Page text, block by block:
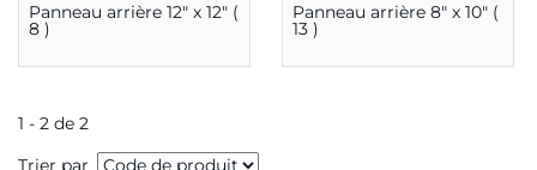
Panneau arrière 12" x 12" (
8 )
Panneau arrière 8" x 10" (
13 )
1 - 2 de 2
Trier par